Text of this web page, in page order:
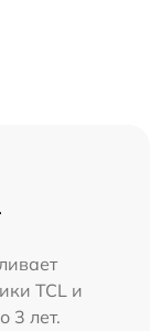
TCL и
3 лет.